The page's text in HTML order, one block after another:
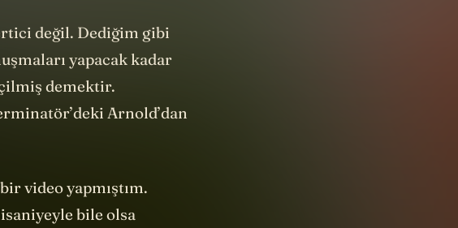
değil. Dediğim gibi
yapacak kadar
demektir.
Arnold’dan
video yapmıştım.
bile olsa